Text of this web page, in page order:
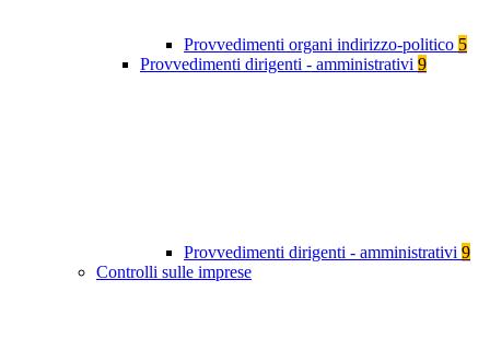
Provvedimenti organi indirizzo-politico 5
Provvedimenti dirigenti - amministrativi 9
Provvedimenti dirigenti - amministrativi 9
Controlli sulle imprese